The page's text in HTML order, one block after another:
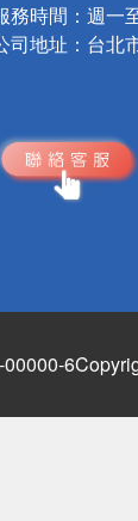
務時間： 週一
司地址： 台北
6